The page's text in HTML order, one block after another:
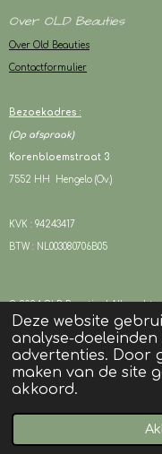
Deze website
analyse-
advertenties. Door
maken van de site
akkoord.
Over OLD Beauties
Over Old Beauties
Contactformulier
Bezoekadres :
(Op afspraak)
Korenbloemstraat 3
7552 HH Hengelo (Ov.)
KVK : 94243417
BTW : NL003080706B05
© 2024 OLD Beauties I Alle
Powered byJouwWeb